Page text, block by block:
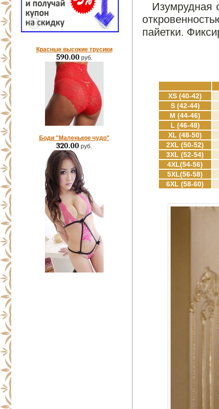
Красные высокие трусики
590.00руб.
Боди "Маленькое чудо"
320.00 руб.
Изумрудная
пайетки.
XS (40-42)
S (42-44)
M (44-46)
L (46-48)
XL (48-50)
2XL (50-52)
3XL (52-54)
4XL(54-56)
5XL(56-58)
6XL (58-60)